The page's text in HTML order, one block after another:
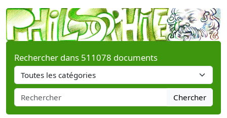
Rechercher dans 511078 documents
Chercher